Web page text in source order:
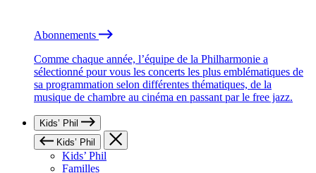
Abonnements
Comme chaque année, l’équipe de la Philharmonie a
sélectionné pour vous les concerts les plus emblématiques de
sa programmation selon différentes thématiques, de la
musique de chambre au cinéma en passant par le free jazz.
Kids’ Phil
Kids’ Phil
Kids’ Phil
Familles